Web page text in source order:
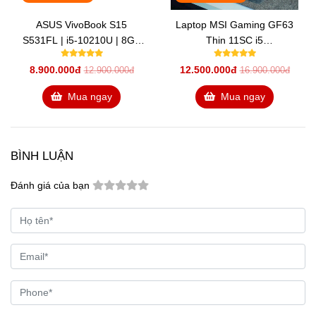
ASUS VivoBook S15
S531FL | i5-10210U | 8GB
DDR4 | 512GB SSD |
GeForce MX250 2GB | 15.6
FHD | Win10
8.900.000đ 12.900.000đ
Mua ngay
Laptop MSI Gaming GF63
Thin 11SC i5
11400H/8GB/512GB/4GB
GTX1650/144Hz/Win11
(664VN)
12.500.000đ 16.900.000đ
Mua ngay
BÌNH LUẬN
Đánh giá của bạn